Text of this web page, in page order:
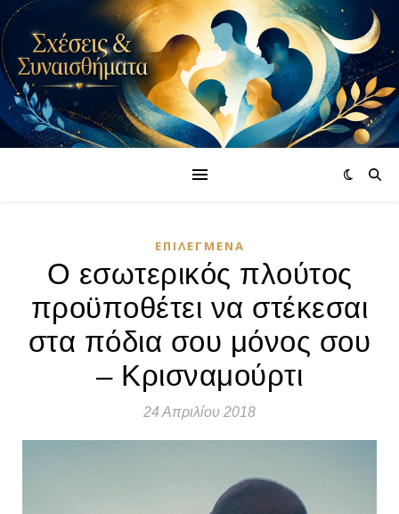
ΕΠΙΛΕΓΜΈΝΑ
Ο εσωτερικός πλούτος
προϋποθέτει να στέκεσαι
στα πόδια σου μόνος σου
– Κρισναμούρτι
24 Απριλίου 2018